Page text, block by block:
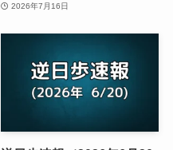
2026年7月16日